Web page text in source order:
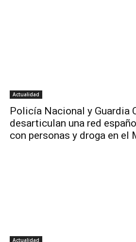
Actualidad
Policía Nacional y Guardia
desarticulan una red
con personas y droga en el
Actualidad